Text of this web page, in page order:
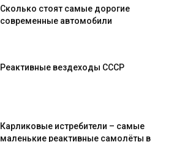
Сколько стоят самые дорогие
современные автомобили
Реактивные вездеходы СССР
Карликовые истребители – самые
маленькие реактивные самолёты в